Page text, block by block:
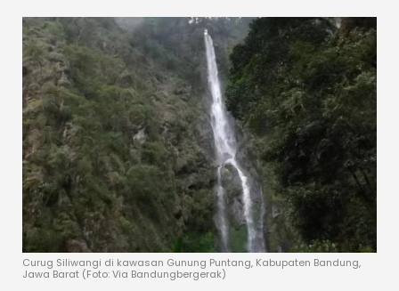
Curug Siliwangi di kawasan Gunung Puntang, Kabupaten Bandung,
Jawa Barat (Foto: Via Bandungbergerak)